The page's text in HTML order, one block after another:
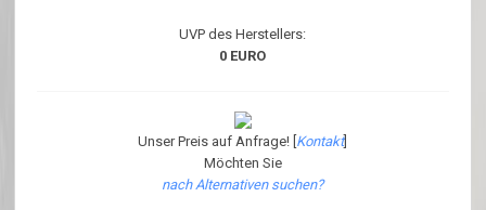
UVP des Herstellers:
0 EURO
Unser Preis auf Anfrage! [Kontakt]
Möchten Sie
nach Alternativen suchen?